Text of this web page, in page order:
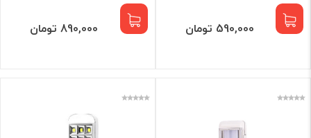
590,000 تومان 890,000 تومان